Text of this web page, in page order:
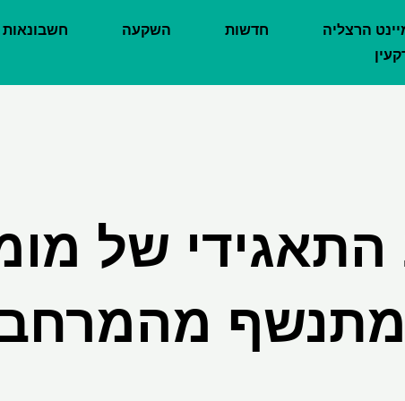
הרצליה חדשות השקעה
חשבונאות
של
מתנשף